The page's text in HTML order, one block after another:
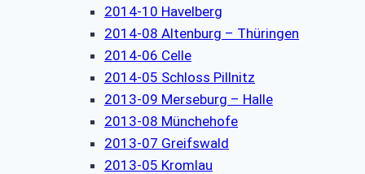
2014-10 Havelberg
2014-08 Altenburg – Thüringen
2014-06 Celle
2014-05 Schloss Pillnitz
2013-09 Merseburg – Halle
2013-08 Münchehofe
2013-07 Greifswald
2013-05 Kromlau